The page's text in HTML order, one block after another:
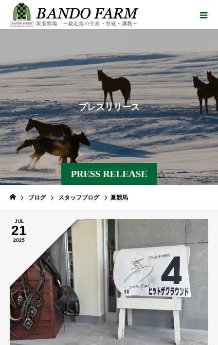
PRESS RELEASE
プレスリリース
ブログ スタッフブログ 夏競馬
JUL
21
2025